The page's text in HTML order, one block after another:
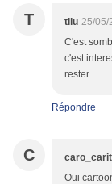
T tilu 25/05/
C'est
c'est
rester....
Répondre
C
Oui